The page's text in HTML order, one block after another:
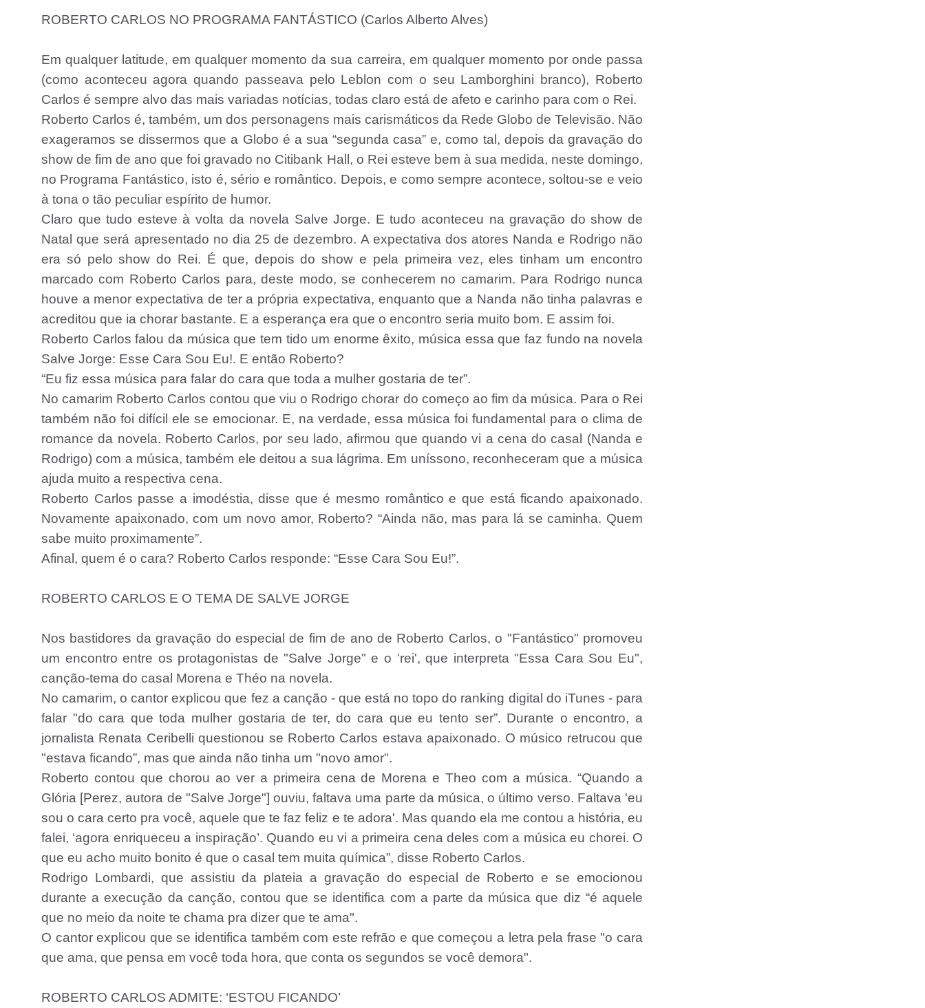
ROBERTO CARLOS NO PROGRAMA FANTÁSTICO (Carlos Alberto Alves)
Em qualquer latitude, em qualquer momento da sua carreira, em qualquer momento por onde passa
(como aconteceu agora quando passeava pelo Leblon com o seu Lamborghini branco), Roberto
Carlos é sempre alvo das mais variadas notícias, todas claro está de afeto e carinho para com o Rei.
Roberto Carlos é, também, um dos personagens mais carismáticos da Rede Globo de Televisão. Não
exageramos se dissermos que a Globo é a sua “segunda casa” e, como tal, depois da gravação do
show de fim de ano que foi gravado no Citibank Hall, o Rei esteve bem à sua medida, neste domingo,
no Programa Fantástico, isto é, sério e romântico. Depois, e como sempre acontece, soltou-se e veio
à tona o tão peculiar espírito de humor.
Claro que tudo esteve à volta da novela Salve Jorge. E tudo aconteceu na gravação do show de
Natal que será apresentado no dia 25 de dezembro. A expectativa dos atores Nanda e Rodrigo não
era só pelo show do Rei. É que, depois do show e pela primeira vez, eles tinham um encontro
marcado com Roberto Carlos para, deste modo, se conhecerem no camarim. Para Rodrigo nunca
houve a menor expectativa de ter a própria expectativa, enquanto que a Nanda não tinha palavras e
acreditou que ia chorar bastante. E a esperança era que o encontro seria muito bom. E assim foi.
Roberto Carlos falou da música que tem tido um enorme êxito, música essa que faz fundo na novela
Salve Jorge: Esse Cara Sou Eu!. E então Roberto?
“Eu fiz essa música para falar do cara que toda a mulher gostaria de ter”.
No camarim Roberto Carlos contou que viu o Rodrigo chorar do começo ao fim da música. Para o Rei
também não foi difícil ele se emocionar. E, na verdade, essa música foi fundamental para o clima de
romance da novela. Roberto Carlos, por seu lado, afirmou que quando vi a cena do casal (Nanda e
Rodrigo) com a música, também ele deitou a sua lágrima. Em uníssono, reconheceram que a música
ajuda muito a respectiva cena.
Roberto Carlos passe a imodéstia, disse que é mesmo romântico e que está ficando apaixonado.
Novamente apaixonado, com um novo amor, Roberto? “Ainda não, mas para lá se caminha. Quem
sabe muito proximamente”.
Afinal, quem é o cara? Roberto Carlos responde: “Esse Cara Sou Eu!”.
ROBERTO CARLOS E O TEMA DE SALVE JORGE
Nos bastidores da gravação do especial de fim de ano de Roberto Carlos, o "Fantástico" promoveu
um encontro entre os protagonistas de "Salve Jorge" e o 'rei', que interpreta "Essa Cara Sou Eu",
canção-tema do casal Morena e Théo na novela.
No camarim, o cantor explicou que fez a canção - que está no topo do ranking digital do iTunes - para
falar "do cara que toda mulher gostaria de ter, do cara que eu tento ser”. Durante o encontro, a
jornalista Renata Ceribelli questionou se Roberto Carlos estava apaixonado. O músico retrucou que
"estava ficando”, mas que ainda não tinha um "novo amor".
Roberto contou que chorou ao ver a primeira cena de Morena e Theo com a música. “Quando a
Glória [Perez, autora de "Salve Jorge"] ouviu, faltava uma parte da música, o último verso. Faltava 'eu
sou o cara certo pra você, aquele que te faz feliz e te adora'. Mas quando ela me contou a história, eu
falei, ‘agora enriqueceu a inspiração’. Quando eu vi a primeira cena deles com a música eu chorei. O
que eu acho muito bonito é que o casal tem muita química”, disse Roberto Carlos.
Rodrigo Lombardi, que assistiu da plateia a gravação do especial de Roberto e se emocionou
durante a execução da canção, contou que se identifica com a parte da música que diz “é aquele
que no meio da noite te chama pra dizer que te ama".
O cantor explicou que se identifica também com este refrão e que começou a letra pela frase "o cara
que ama, que pensa em você toda hora, que conta os segundos se você demora".
ROBERTO CARLOS ADMITE: ‘ESTOU FICANDO’